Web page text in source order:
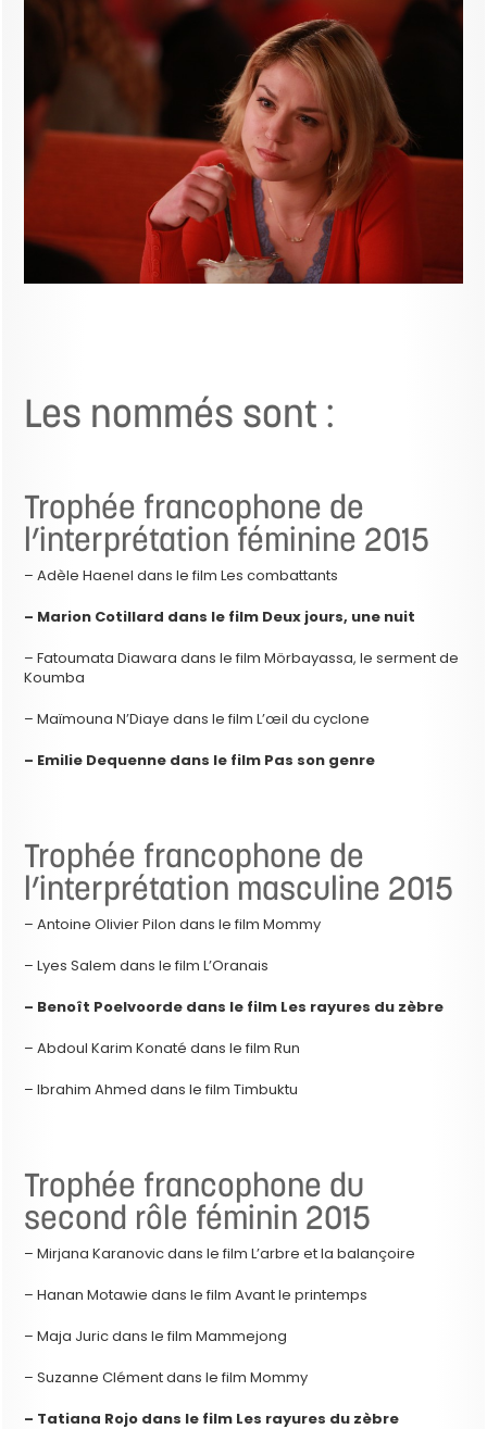
Les nommés sont :
Trophée francophone de
l’interprétation féminine 2015
– Adèle Haenel dans le film Les combattants
– Marion Cotillard dans le film Deux jours, une nuit
– Fatoumata Diawara dans le film Mörbayassa, le serment de
Koumba
– Maïmouna N’Diaye dans le film L’œil du cyclone
– Emilie Dequenne dans le film Pas son genre
Trophée francophone de
l’interprétation masculine 2015
– Antoine Olivier Pilon dans le film Mommy
– Lyes Salem dans le film L’Oranais
– Benoît Poelvoorde dans le film Les rayures du zèbre
– Abdoul Karim Konaté dans le film Run
– Ibrahim Ahmed dans le film Timbuktu
Trophée francophone du
second rôle féminin 2015
– Mirjana Karanovic dans le film L’arbre et la balançoire
– Hanan Motawie dans le film Avant le printemps
– Maja Juric dans le film Mammejong
– Suzanne Clément dans le film Mommy
– Tatiana Rojo dans le film Les rayures du zèbre